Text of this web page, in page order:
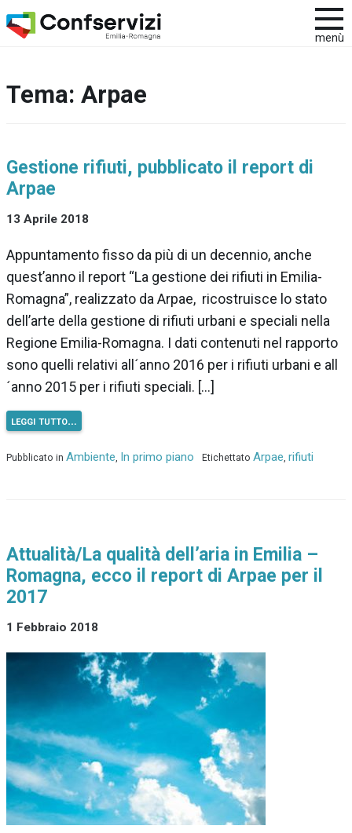
menù
Tema: Arpae
Gestione rifiuti, pubblicato il report di
Arpae
13 Aprile 2018
Appuntamento fisso da più di un decennio, anche
quest’anno il report “La gestione dei rifiuti in Emilia-
Romagna”, realizzato da Arpae, ricostruisce lo stato
dell’arte della gestione di rifiuti urbani e speciali nella
Regione Emilia-Romagna. I dati contenuti nel rapporto
sono quelli relativi all´anno 2016 per i rifiuti urbani e all
´anno 2015 per i rifiuti speciali. […]
leggi tutto…
Pubblicato in Ambiente, In primo piano Etichettato Arpae, rifiuti
Attualità/La qualità dell’aria in Emilia –
Romagna, ecco il report di Arpae per il
2017
1 Febbraio 2018